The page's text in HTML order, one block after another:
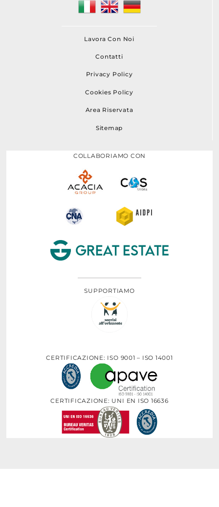
Lavora Con Noi
Contatti
Privacy Policy
Cookies Policy
Area Riservata
Sitemap
COLLABORIAMO CON
SUPPORTIAMO
CERTIFICAZIONE: ISO 9001 – ISO 14001
CERTIFICAZIONE: UNI EN ISO 16636